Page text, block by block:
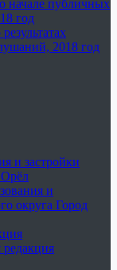
начале публичных
год
2018 год
и застройки
Орёл
и
округа Город